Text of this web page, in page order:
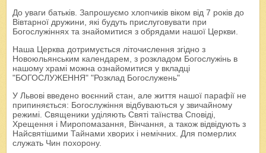
До уваги батьків. Запрошуємо хлопчиків віком від 7 років до
Вівтарної дружини, які будуть прислуговувати при
Богослужіннях та знайомитися з обрядами нашої Церкви.
Наша Церква дотримується літочислення згідно з
Новоюльянським календарем, з розкладом Богослужінь в
нашому храмі можна ознайомитися у вкладці
"БОГОСЛУЖЕННЯ" "Розклад Богослужень"
У Львові введено воєнний стан, але життя нашої парафії не
припиняється: Богослужіння відбуваються у звичайному
режимі. Священики уділяють Святі таїнства Сповіді,
Хрещення і Миропомазання, Вінчання, а також відвідують з
Найсвятішими Тайнами хворих і немічних. Для померлих
служать Чин похорону.